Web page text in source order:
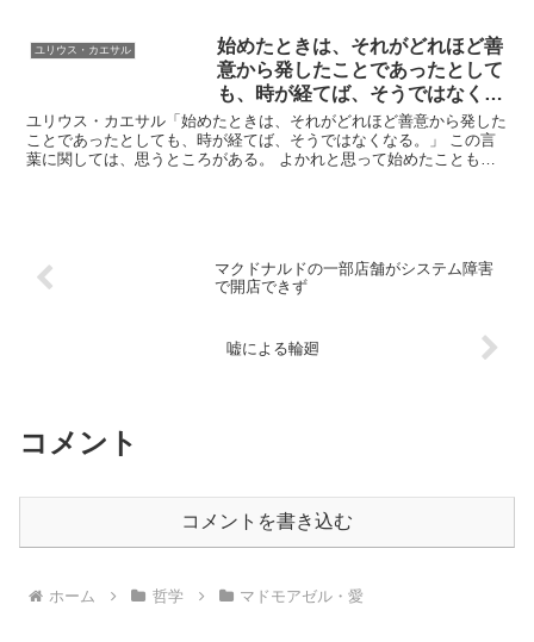
ユリウス・カエサル
始めたときは、それがどれほど善
意から発したことであったとして
も、時が経てば、そうではなくな
る。
ユリウス・カエサル「始めたときは、それがどれほど善意から発した
ことであったとしても、時が経てば、そうではなくなる。」 この言
葉に関しては、思うところがある。 よかれと思って始めたことも、
マクドナルドの一部店舗がシステム障害
で開店できず
嘘による輪廻
コメント
コメントを書き込む
ホーム 哲学 マドモアゼル・愛